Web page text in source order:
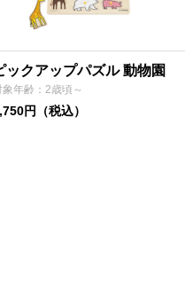
ックアップパズル 動物園
象年齢：2歳頃～
円（税込）